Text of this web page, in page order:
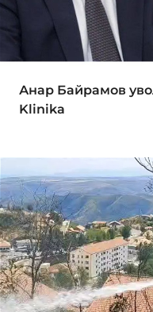
Анар Байрамов
Klinika